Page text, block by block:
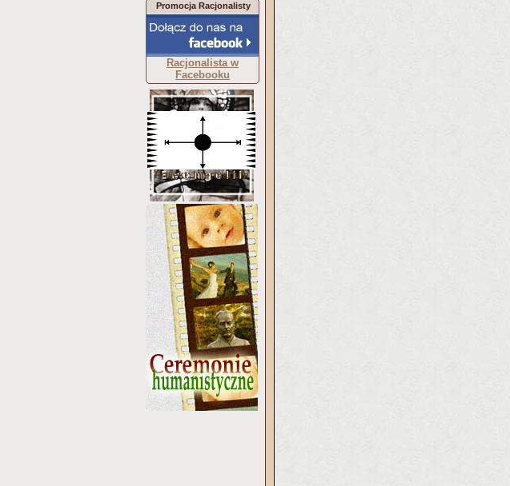
Promocja Racjonalisty
Racjonalista w
Facebooku